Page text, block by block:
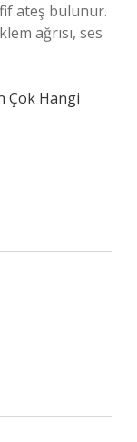
ateş bulunur.
ağrısı, ses
Çok Hangi